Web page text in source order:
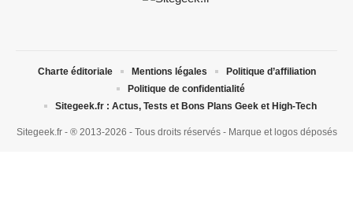
Sitegeek.fr - ® 2013-2026 - Tous droits réservés - Marque et logos déposés
Charte éditoriale Mentions légales
Politique d’affiliation
Politique de confidentialité
Sitegeek.fr : Actus, Tests et Bons Plans Geek et High-Tech